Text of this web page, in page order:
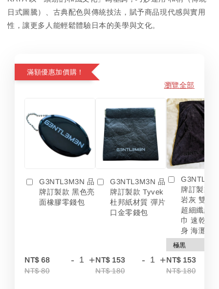
日式圖騰）、古典配色與傳統技法，賦予商品現代感與實用
性，讓更多人能輕鬆體驗日本的美學與文化。
滿額優惠加價購！
瀏覽全部
G3NTL3M3N 品
牌訂製款 黑色亮
面橡膠零錢包
NT$ 68
NT$ 80
- +
G3NTL3M3N 品
牌訂製款 Tyvek
杜邦紙材質 彈片
口金零錢包
NT$ 153
NT$ 180
- +
牌訂製款
岩灰 雙色
超細纖維
巾 速乾 吸
身 海灘
NT$ 153
NT$ 180